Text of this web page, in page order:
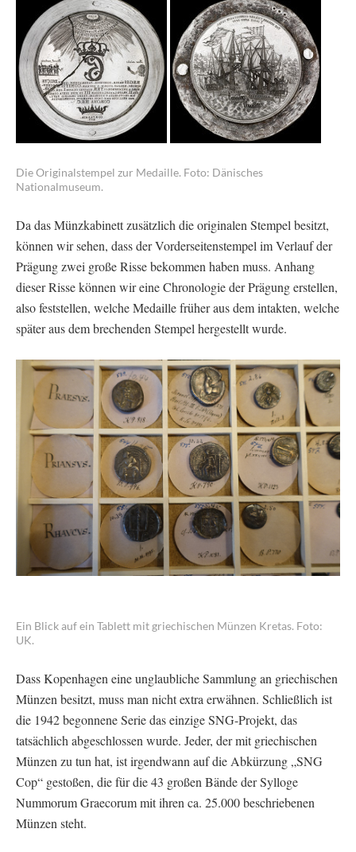
Die Originalstempel zur Medaille. Foto: Dänisches
Nationalmuseum.
Da das Münzkabinett zusätzlich die originalen Stempel besitzt,
können wir sehen, dass der Vorderseitenstempel im Verlauf der
Prägung zwei große Risse bekommen haben muss. Anhang
dieser Risse können wir eine Chronologie der Prägung erstellen,
also feststellen, welche Medaille früher aus dem intakten, welche
später aus dem brechenden Stempel hergestellt wurde.
Ein Blick auf ein Tablett mit griechischen Münzen Kretas. Foto:
UK.
Dass Kopenhagen eine unglaubliche Sammlung an griechischen
Münzen besitzt, muss man nicht extra erwähnen. Schließlich ist
die 1942 begonnene Serie das einzige SNG-Projekt, das
tatsächlich abgeschlossen wurde. Jeder, der mit griechischen
Münzen zu tun hat, ist irgendwann auf die Abkürzung „SNG
Cop“ gestoßen, die für die 43 großen Bände der Sylloge
Nummorum Graecorum mit ihren ca. 25.000 beschriebenen
Münzen steht.